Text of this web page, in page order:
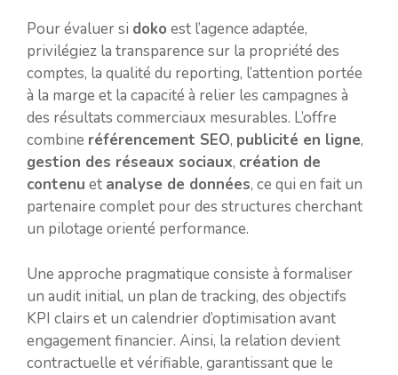
Pour évaluer si doko est l’agence adaptée,
privilégiez la transparence sur la propriété des
comptes, la qualité du reporting, l’attention portée
à la marge et la capacité à relier les campagnes à
des résultats commerciaux mesurables. L’offre
combine référencement SEO, publicité en ligne,
gestion des réseaux sociaux, création de
contenu et analyse de données, ce qui en fait un
partenaire complet pour des structures cherchant
un pilotage orienté performance.
Une approche pragmatique consiste à formaliser
un audit initial, un plan de tracking, des objectifs
KPI clairs et un calendrier d’optimisation avant
engagement financier. Ainsi, la relation devient
contractuelle et vérifiable, garantissant que le